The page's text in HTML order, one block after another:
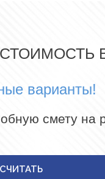
варианты!
смету на